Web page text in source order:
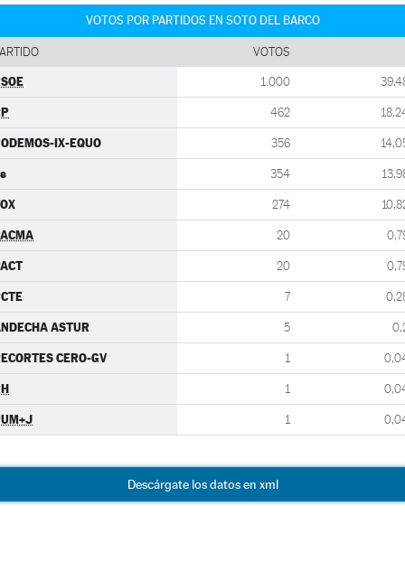
VOTOS POR PARTIDOS EN SOTO DEL BARCO
VOTOS
1.000
462
IX-EQUO 356
354
274
20
20
7
ASTUR 5
CERO-GV 1
1
1
Descárgate los datos en xml